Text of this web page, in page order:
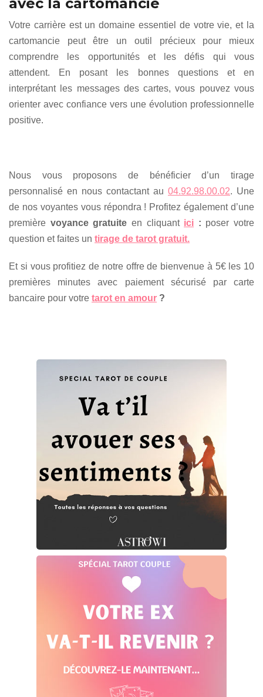
Votre carrière est un domaine essentiel de votre vie, et la
cartomancie peut être un outil précieux pour mieux
comprendre les opportunités et les défis qui vous
attendent. En posant les bonnes questions et en
interprétant les messages des cartes, vous pouvez vous
orienter avec confiance vers une évolution professionnelle
positive.
Nous vous proposons de bénéficier d’un tirage
personnalisé en nous contactant au 04.92.98.00.02. Une
de nos voyantes vous répondra ! Profitez également d’une
première voyance gratuite en cliquant ici : poser votre
question et faites un tirage de tarot gratuit.
Et si vous profitiez de notre offre de bienvenue à 5€ les 10
premières minutes avec paiement sécurisé par carte
bancaire pour votre tarot en amour ?